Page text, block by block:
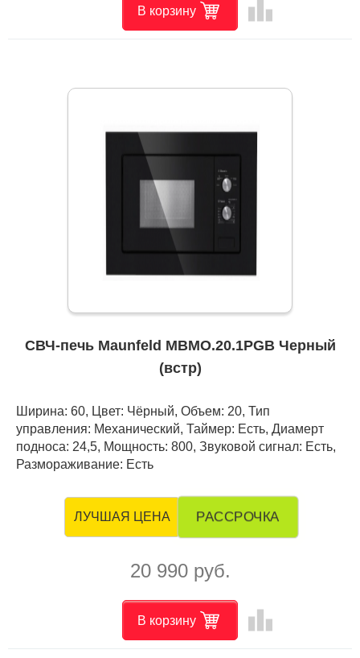
В корзину leaderboard
СВЧ-печь Maunfeld MBMO.20.1PGB Черный
(встр)
Ширина: 60, Цвет: Чёрный, Объем: 20, Тип
управления: Механический, Таймер: Есть, Диамерт
подноса: 24,5, Мощность: 800, Звуковой сигнал: Есть,
Размораживание: Есть
ЛУЧШАЯ ЦЕНА РАССРОЧКА
20 990 руб.
В корзину leaderboard